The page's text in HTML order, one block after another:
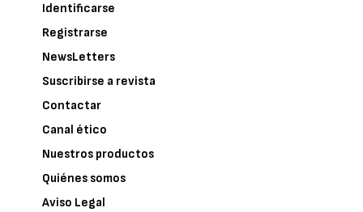
Identificarse
Registrarse
NewsLetters
Suscribirse a revista
Contactar
Canal ético
Nuestros productos
Quiénes somos
Aviso Legal